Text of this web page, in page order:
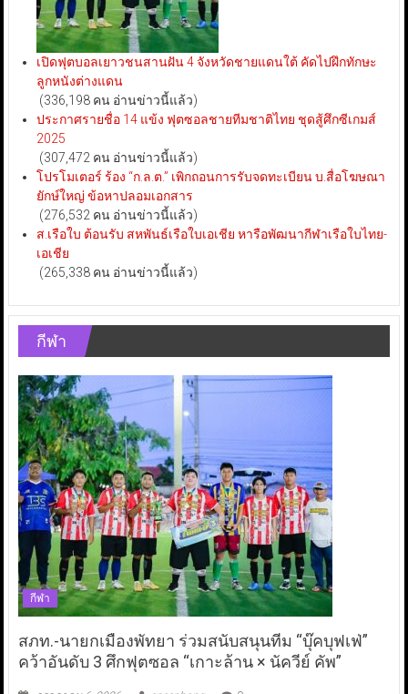
เปิดฟุตบอลเยาวชนสานฝัน 4 จังหวัดชายแดนใต้ คัดไปฝึกทักษะ
ลูกหนังต่างแดน
(336,198 คน อ่านข่าวนี้แล้ว)
ประกาศรายชื่อ 14 แข้ง ฟุตซอลชายทีมชาติไทย ชุดสู้ศึกซีเกมส์
2025
(307,472 คน อ่านข่าวนี้แล้ว)
โปรโมเตอร์ ร้อง “ก.ล.ต.” เพิกถอนการรับจดทะเบียน บ.สื่อโฆษณา
ยักษ์ใหญ่ ข้อหาปลอมเอกสาร
(276,532 คน อ่านข่าวนี้แล้ว)
ส.เรือใบ ต้อนรับ สหพันธ์เรือใบเอเชีย หารือพัฒนากีฬาเรือใบไทย-
เอเชีย
(265,338 คน อ่านข่าวนี้แล้ว)
กีฬา
กีฬา
สภท.-นายกเมืองพัทยา ร่วมสนับสนุนทีม “บุ๊คบุฟเฟ่”
คว้าอันดับ 3 ศึกฟุตซอล “เกาะล้าน × นัควีย์ คัพ”